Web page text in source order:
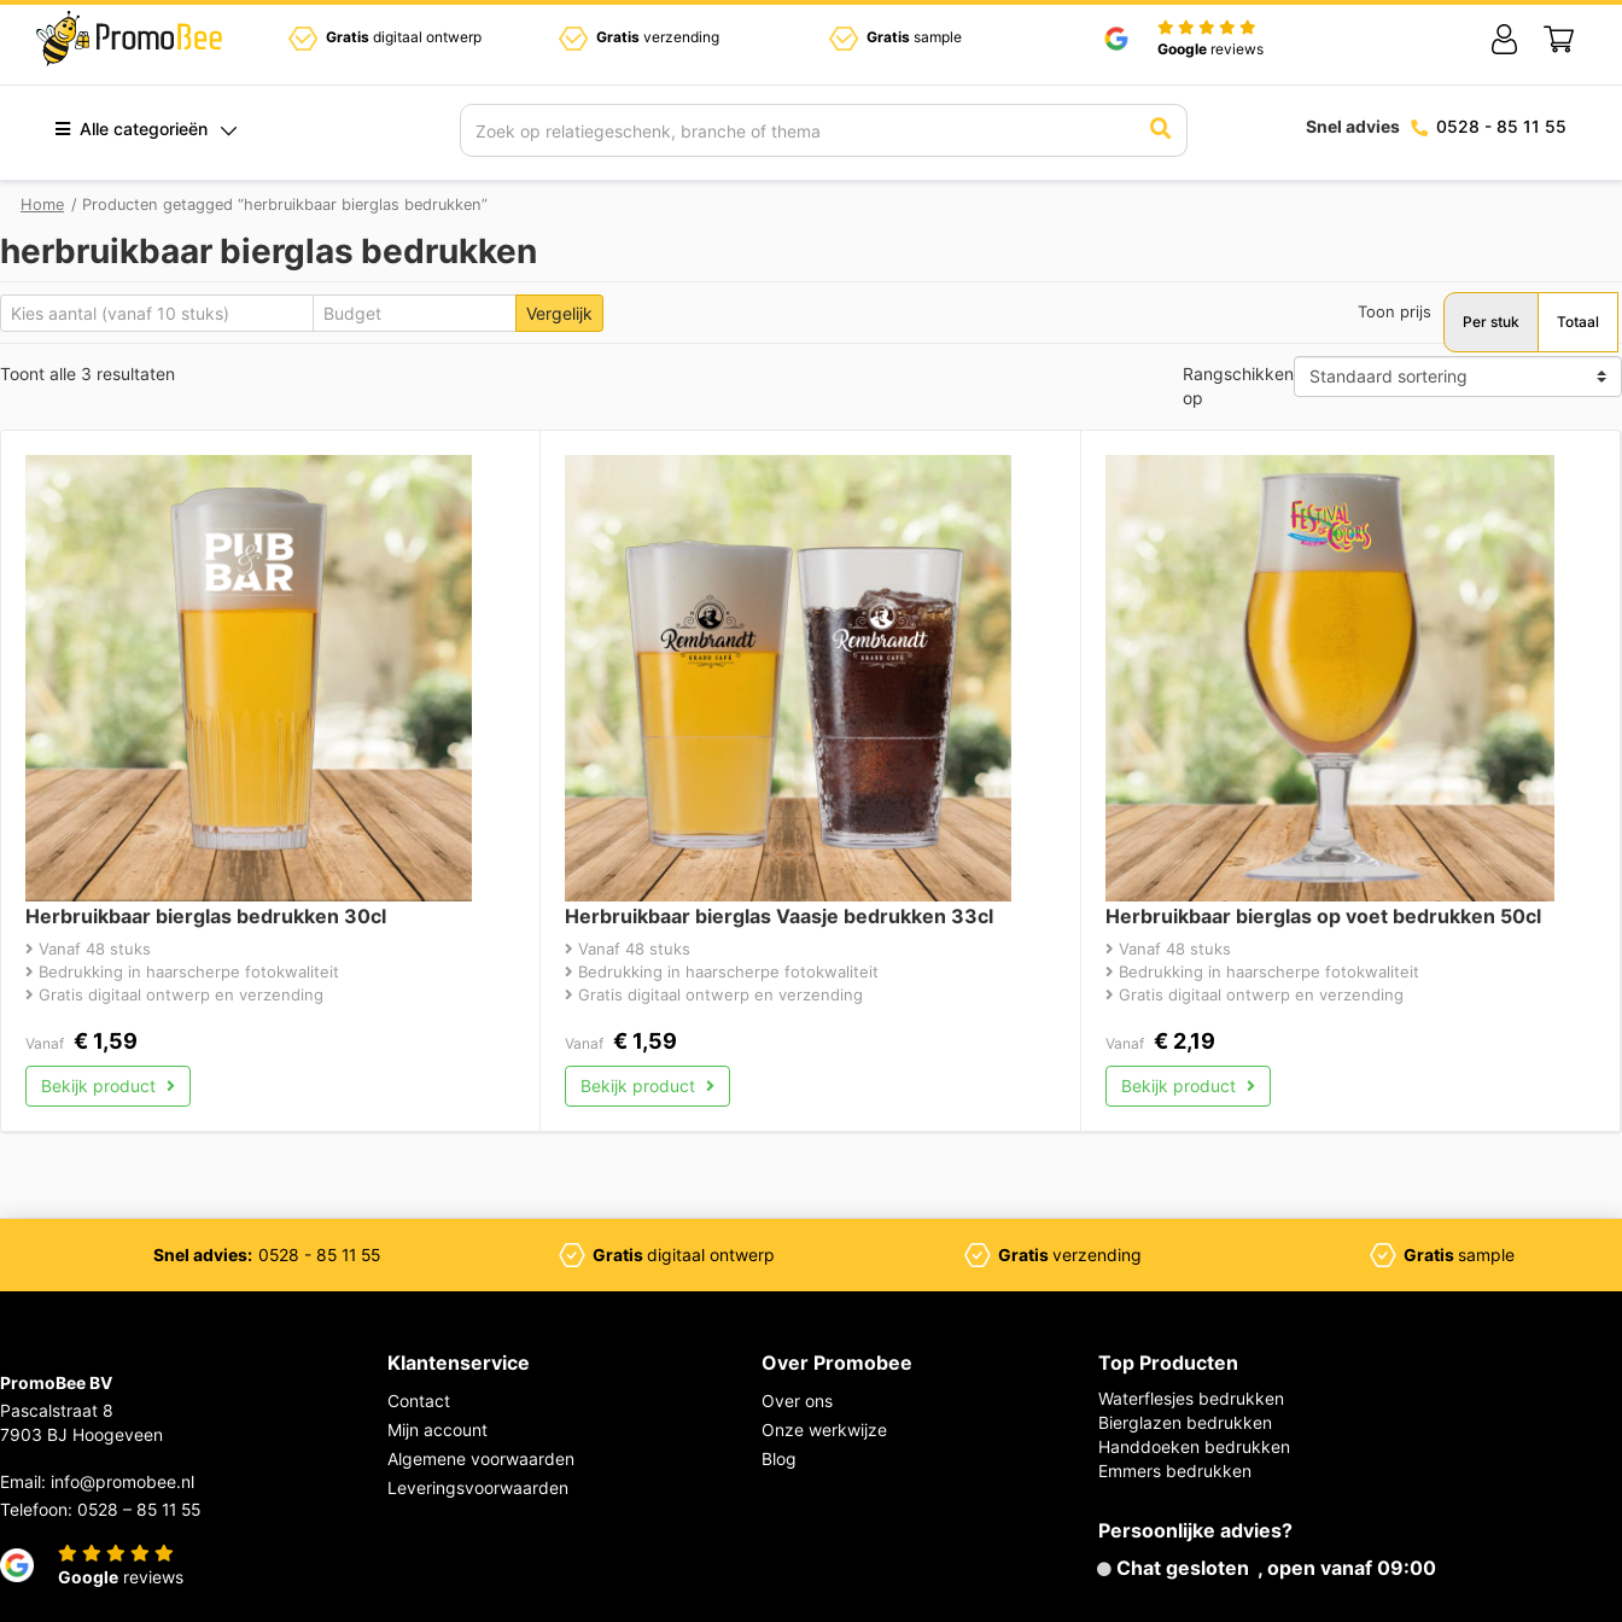
Gratis digitaal ontwerp Gratis verzending Gratis sample
Google reviews
Alle categorieën Zoek Snel advies 0528 - 85 11 55
Home / Producten getagged “herbruikbaar bierglas bedrukken”
herbruikbaar bierglas bedrukken
Vergelijk Toon prijs
Per stuk Totaal
Toont alle 3 resultaten
Rangschikken
op
Herbruikbaar bierglas bedrukken 30cl
Vanaf 48 stuks
Bedrukking in haarscherpe fotokwaliteit
Gratis digitaal ontwerp en verzending
Vanaf € 1,59
Bekijk product
Herbruikbaar bierglas Vaasje bedrukken 33cl
Vanaf 48 stuks
Bedrukking in haarscherpe fotokwaliteit
Gratis digitaal ontwerp en verzending
Vanaf € 1,59
Bekijk product
Herbruikbaar bierglas op voet bedrukken 50cl
Vanaf 48 stuks
Bedrukking in haarscherpe fotokwaliteit
Gratis digitaal ontwerp en verzending
Vanaf €2,19
Bekijk product
Snel advies: 0528 - 85 11 55 Gratisdigitaal ontwerp Gratisverzending Gratissample
PromoBee BV
Pascalstraat 8
7903 BJ Hoogeveen
Email: info@promobee.nl
Telefoon: 0528 – 85 11 55
Google reviews
Klantenservice
Contact
Mijn account
Algemene voorwaarden
Leveringsvoorwaarden
Over Promobee
Over ons
Onze werkwijze
Blog
Top Producten
Waterflesjes bedrukken
Bierglazen bedrukken
Handdoeken bedrukken
Emmers bedrukken
Persoonlijke advies?
Chat gesloten , open vanaf 09:00